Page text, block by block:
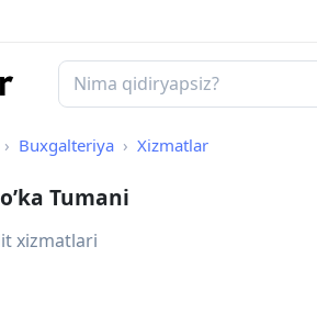
Buxgalteriya Xizmatlar
Tumani
xizmatlari